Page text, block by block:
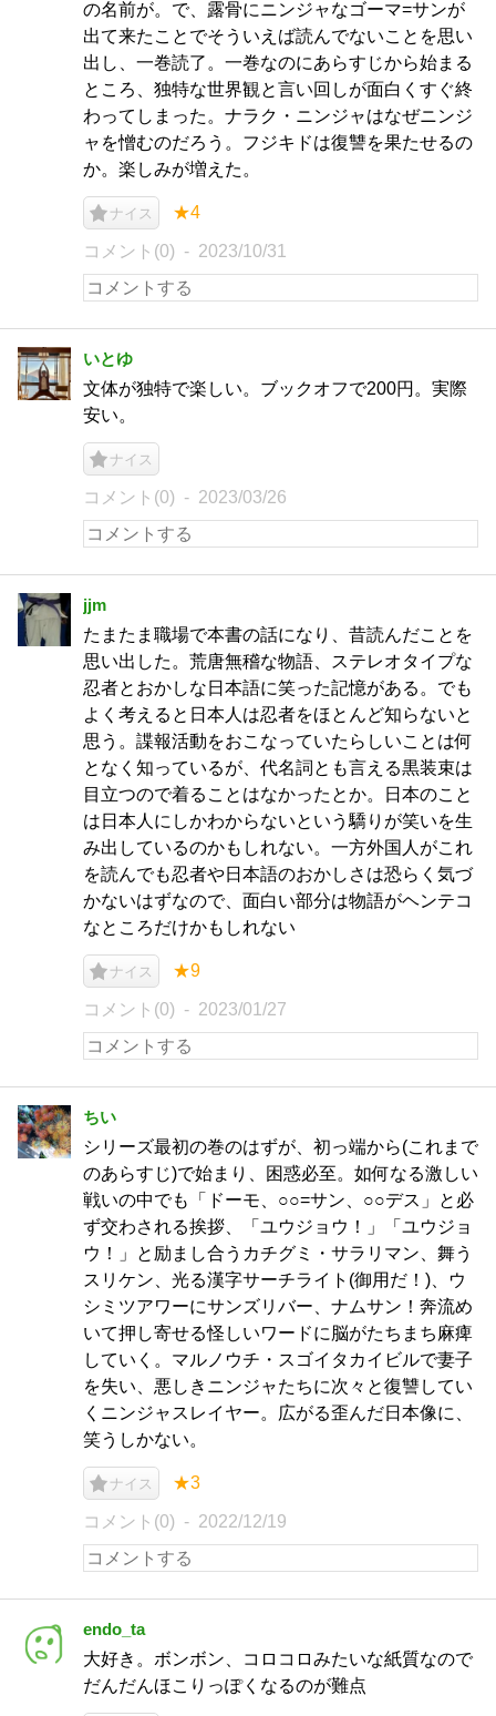
の名前が。で、露骨にニンジャなゴーマ=サンが
出て来たことでそういえば読んでないことを思い
出し、一巻読了。一巻なのにあらすじから始まる
ところ、独特な世界観と言い回しが面白くすぐ終
わってしまった。ナラク・ニンジャはなぜニンジ
ャを憎むのだろう。フジキドは復讐を果たせるの
か。楽しみが増えた。
ナイス ★4
コメント(0) 2023/10/31
いとゆ
文体が独特で楽しい。ブックオフで200円。実際
安い。
ナイス
コメント(0) 2023/03/26
jjm
たまたま職場で本書の話になり、昔読んだことを
思い出した。荒唐無稽な物語、ステレオタイプな
忍者とおかしな日本語に笑った記憶がある。でも
よく考えると日本人は忍者をほとんど知らないと
思う。諜報活動をおこなっていたらしいことは何
となく知っているが、代名詞とも言える黒装束は
目立つので着ることはなかったとか。日本のこと
は日本人にしかわからないという驕りが笑いを生
み出しているのかもしれない。一方外国人がこれ
を読んでも忍者や日本語のおかしさは恐らく気づ
かないはずなので、面白い部分は物語がヘンテコ
なところだけかもしれない
ナイス ★9
コメント(0) 2023/01/27
ちい
シリーズ最初の巻のはずが、初っ端から(これまで
のあらすじ)で始まり、困惑必至。如何なる激しい
戦いの中でも「ドーモ、○○=サン、○○デス」と必
ず交わされる挨拶、「ユウジョウ！」「ユウジョ
ウ！」と励まし合うカチグミ・サラリマン、舞う
スリケン、光る漢字サーチライト(御用だ！)、ウ
シミツアワーにサンズリバー、ナムサン！奔流め
いて押し寄せる怪しいワードに脳がたちまち麻痺
していく。マルノウチ・スゴイタカイビルで妻子
を失い、悪しきニンジャたちに次々と復讐してい
くニンジャスレイヤー。広がる歪んだ日本像に、
笑うしかない。
ナイス ★3
コメント(0) 2022/12/19
endo_ta
大好き。ボンボン、コロコロみたいな紙質なので
だんだんほこりっぽくなるのが難点